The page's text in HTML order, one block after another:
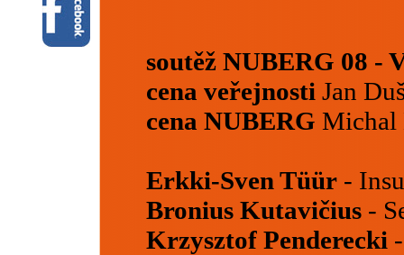
soutěž NUBERG 08
cena veřejnosti Jan
cena NUBERG
Erkki-Sven Tüür-
Bronius Kutavičius-
Krzysztof Penderecki